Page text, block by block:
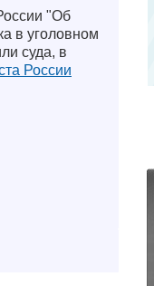
"Об
в уголовном
суда, в
России